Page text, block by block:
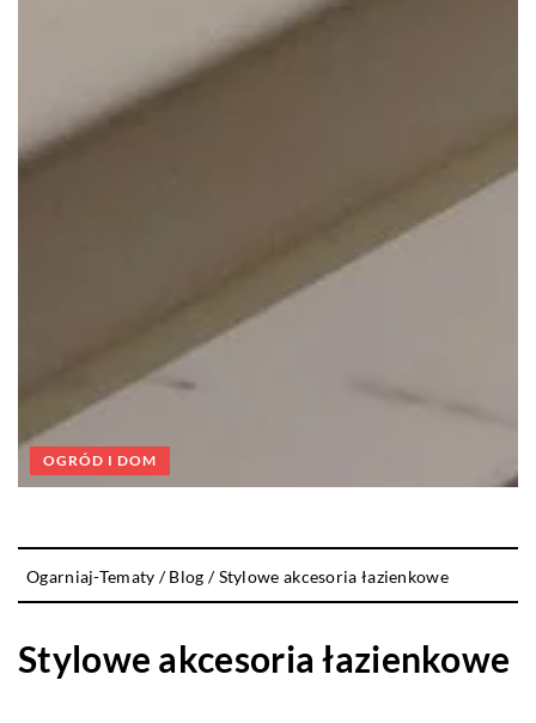
OGRÓD I DOM
Ogarniaj-Tematy /Blog /Stylowe akcesoria łazienkowe
Stylowe akcesoria łazienkowe